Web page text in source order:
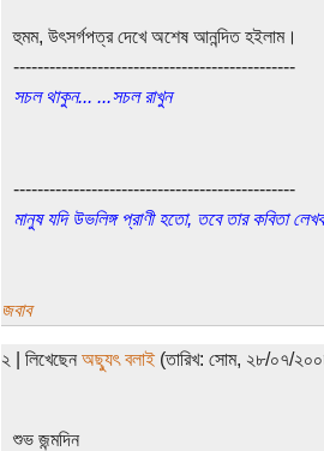
হুমম, উৎসর্গপত্র দেখে অশেষ আনন্দিত হইলাম।
-----------------------------------------------
সচল থাকুন... ...সচল রাখুন
-----------------------------------------------
মানুষ যদি উভলিঙ্গ প্রাণী হতো, তবে তার কবিতা
জবাব
২ | লিখেছেন অছ্যুৎ বলাই(তারিখ: সোম, ২৮/০৭/
শুভ জন্মদিন